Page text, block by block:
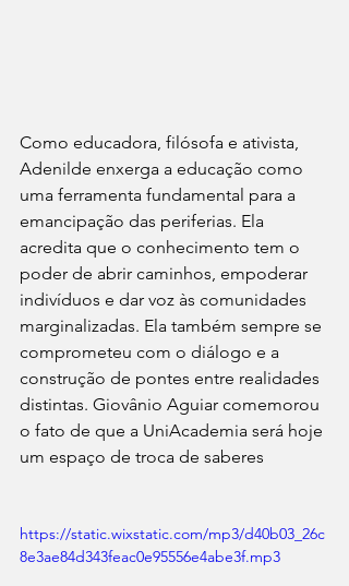
Como educadora, filósofa e ativista,
Adenilde enxerga a educação como
uma ferramenta fundamental para a
emancipação das periferias. Ela
acredita que o conhecimento tem o
poder de abrir caminhos, empoderar
indivíduos e dar voz às comunidades
marginalizadas. Ela também sempre se
comprometeu com o diálogo e a
construção de pontes entre realidades
distintas. Giovânio Aguiar comemorou
o fato de que a UniAcademia será hoje
um espaço de troca de saberes
https://static.wixstatic.com/mp3/d40b03_26c
8e3ae84d343feac0e95556e4abe3f.mp3